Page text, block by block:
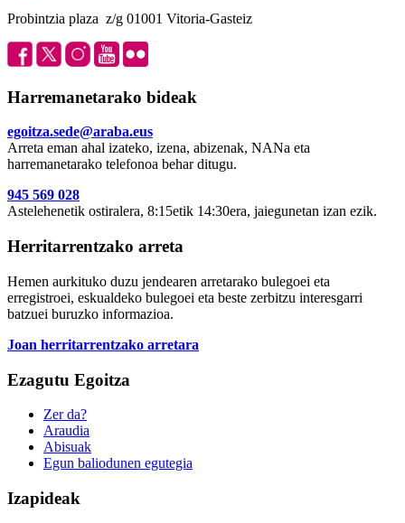
Probintzia plaza z/g 01001 Vitoria-Gasteiz
Harremanetarako bideak
egoitza.sede@araba.eus
Arreta eman ahal izateko, izena, abizenak, NANa eta
harremanetarako telefonoa behar ditugu.
945 569 028
Astelehenetik ostiralera, 8:15etik 14:30era, jaiegunetan izan ezik.
Herritarrentzako arreta
Hemen aurkituko duzu jendearen arretarako bulegoei eta
erregistroei, eskualdeko bulegoei eta beste zerbitzu interesgarri
batzuei buruzko informazioa.
Joan herritarrentzako arretara
Ezagutu Egoitza
Zer da?
Araudia
Abisuak
Egun baliodunen egutegia
Izapideak